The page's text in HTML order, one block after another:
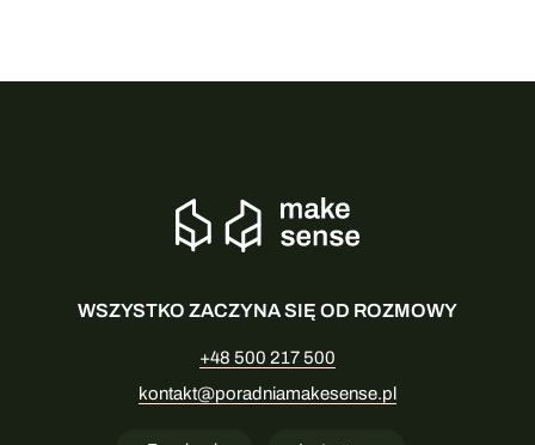
WSZYSTKO ZACZYNA SIĘ OD ROZMOWY
+48 500 217 500
kontakt@poradniamakesense.pl